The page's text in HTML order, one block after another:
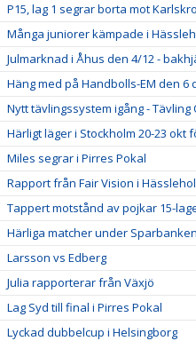
P15, lag 1 segrar borta mot
Många juniorer kämpade i
Julmarknad i Åhus den 4/12 -
Häng med på Handbolls-EM den 6
Nytt tävlingssystem igång - Tävling
Härligt läger i Stockholm 20-23 okt
Miles segrar i Pirres Pokal
Rapport från Fair Vision i
Tappert motstånd av pojkar 15-
Härliga matcher under
Larsson vs Edberg
Julia rapporterar från Växjö
Lag Syd till final i Pirres Pokal
Lyckad dubbelcup i Helsingborg